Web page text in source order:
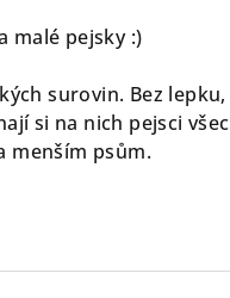
malé pejsky :)
surovin. Bez
si na nich pejsci
menším psům.